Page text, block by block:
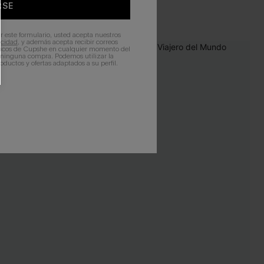
-11%
formulario, usted acepta nuestros
, y además acepta recibir correos
de Cupshe en cualquier momento del
compra. Podemos utilizar la
y ofertas adaptados a su perfil.